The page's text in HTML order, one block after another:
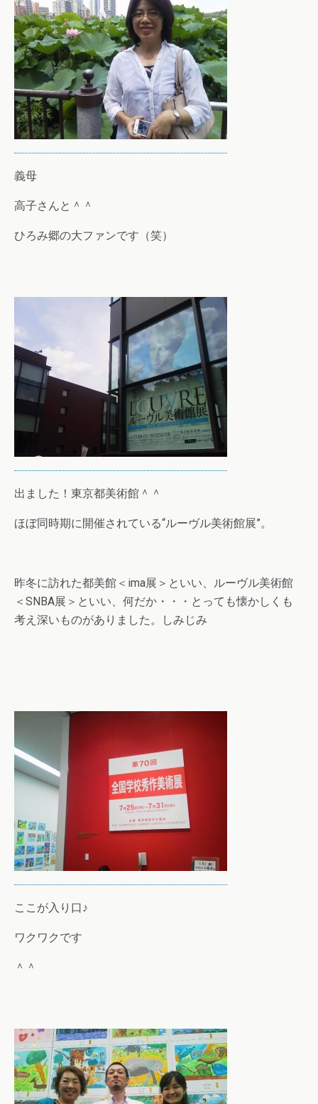
義母
高子さんと＾＾
ひろみ郷の大ファンです（笑）
出ました！東京都美術館＾＾
ほぼ同時期に開催されている“ルーヴル美術館展”。
昨冬に訪れた都美館＜ima展＞といい、ルーヴル美術館
＜SNBA展＞といい、何だか・・・とっても懐かしくも
考え深いものがありました。しみじみ
ここが入り口♪
ワクワクです
＾＾